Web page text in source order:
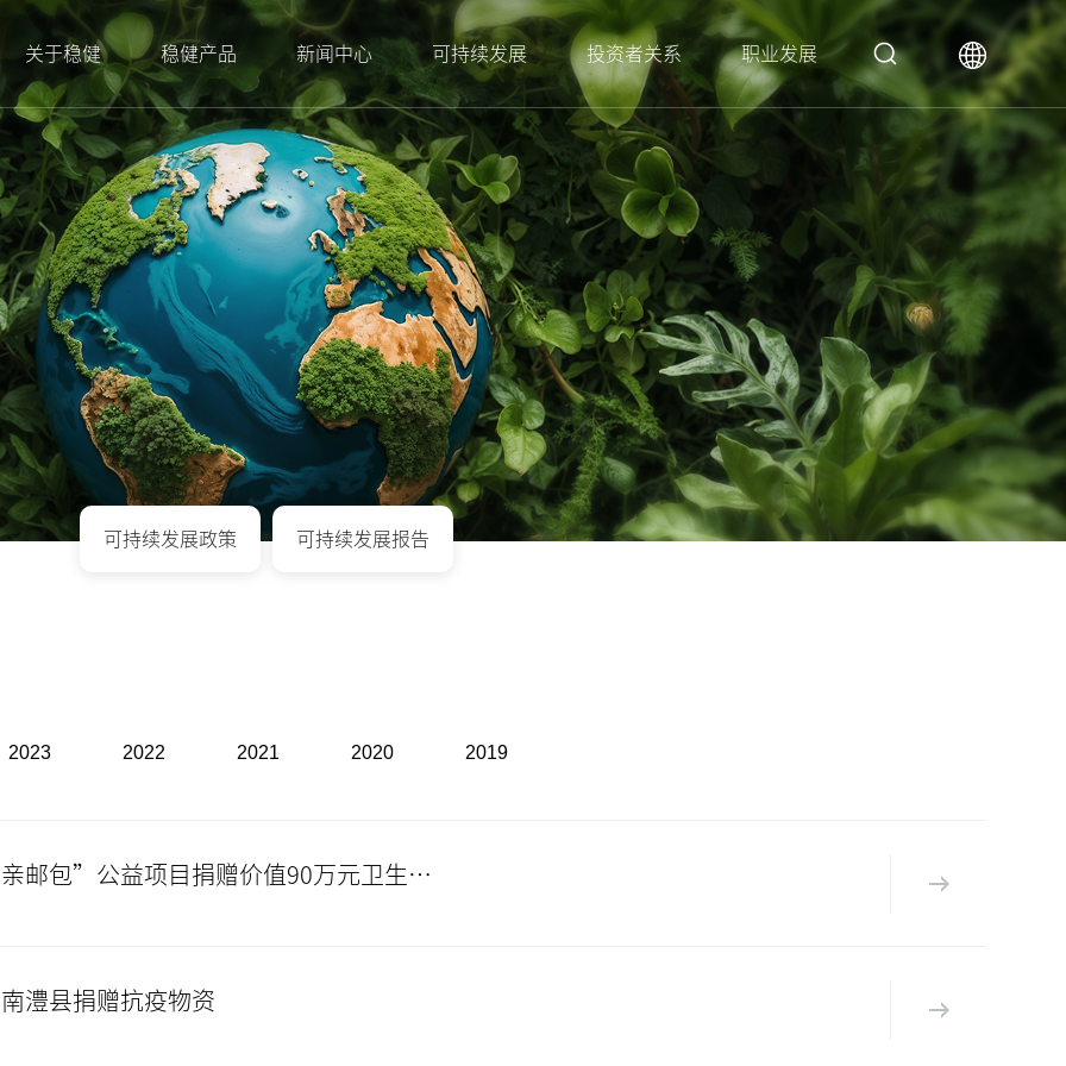
关于稳健 稳健产品 新闻中心 可持续发展 投资者关系 职业发展
可持续发展政策 可持续发展报告
2023 2022 2021 2020 2019
健医疗和全棉时代向“母亲邮包”公益项目捐赠价值90万元卫生健康防护物资
澧县捐赠抗疫物资